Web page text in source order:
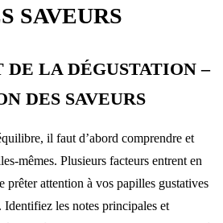
SAVEURS
DE LA DÉGUSTATION –
DES SAVEURS
il faut d’abord comprendre et
mêmes. Plusieurs facteurs entrent en
prêter attention à vos papilles gustatives
Identifiez les notes principales et